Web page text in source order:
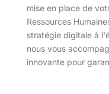
mise en place de
Ressources
stratégie digitale à
nous vous
innovante pour